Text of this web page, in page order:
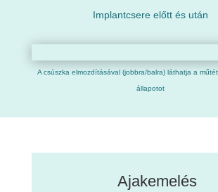
Implantcsere előtt és után
A csúszka elmozdításával (jobbra/balra) láthatja a
állapotot
Ajakemelés